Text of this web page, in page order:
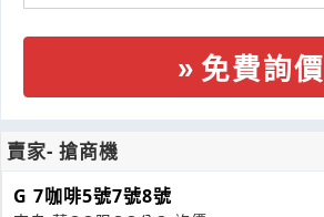
免費詢價
賣家- 搶商機
G 7咖啡5號7號8號